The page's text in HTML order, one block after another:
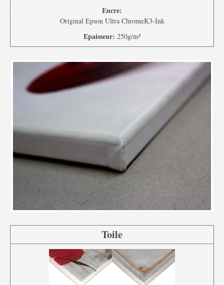
Encre:
Original Epson Ultra ChromeK3-Ink
Epaisseur: 250g/m²
Toile